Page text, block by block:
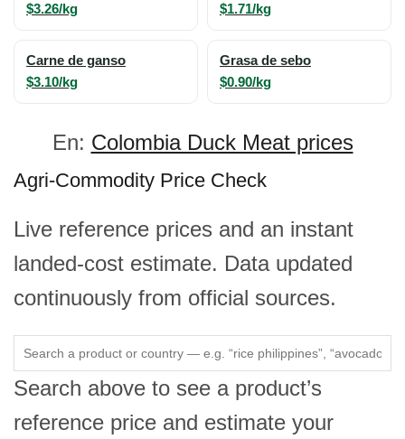
$3.26/kg $1.71/kg
Carne de ganso
$3.10/kg
Grasa de sebo
$0.90/kg
En: Colombia Duck Meat prices
Agri-Commodity Price Check
Live reference prices and an instant
landed-cost estimate. Data updated
continuously from official sources.
Search above to see a product’s
reference price and estimate your